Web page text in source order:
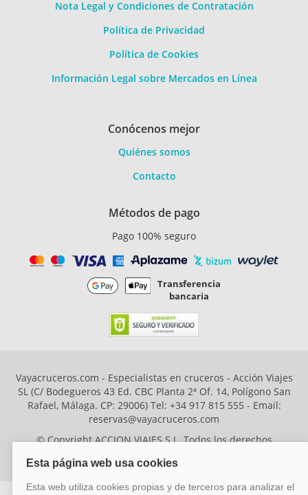
Nota Legal y Condiciones de Contratación
Política de Privacidad
Política de Cookies
Información Legal sobre Mercados en Línea
Conócenos mejor
Quiénes somos
Contacto
Métodos de pago
Pago 100% seguro
Transferencia
bancaria
Vayacruceros.com - Especialistas en cruceros - Acción Viajes
SL (C/ Bodegueros 43 Ed. CBC Planta 2ª Of. 14, Polígono San
Rafael, Málaga. CP: 29006) Tel: +34 917 815 555 - Email:
reservas@vayacruceros.com
© Copyright ACCION VIAJES S.L. Todos los derechos